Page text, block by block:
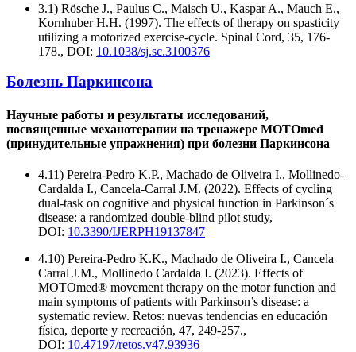
3.1) Rösche J., Paulus C., Maisch U., Kaspar A., Mauch E.,
Kornhuber H.H. (1997). The effects of therapy on spasticity
utilizing a motorized exercise-cycle. Spinal Cord, 35, 176-
178., DOI: 10.1038/sj.sc.3100376
Болезнь Паркинсона
Научные работы и результаты исследований,
посвященные механотерапии на тренажере MOTOmed
(принудительные упражнения) при болезни Паркинсона
4.11) Pereira-Pedro K.P., Machado de Oliveira I., Mollinedo-
Cardalda I., Cancela-Carral J.M. (2022). Effects of cycling
dual-task on cognitive and physical function in Parkinson´s
disease: a randomized double-blind pilot study,
DOI: 10.3390/IJERPH19137847
4.10) Pereira-Pedro K.K., Machado de Oliveira I., Cancela
Carral J.M., Mollinedo Cardalda I. (2023). Effects of
MOTOmed® movement therapy on the motor function and
main symptoms of patients with Parkinson’s disease: a
systematic review. Retos: nuevas tendencias en educación
física, deporte y recreación, 47, 249-257.,
DOI: 10.47197/retos.v47.93936